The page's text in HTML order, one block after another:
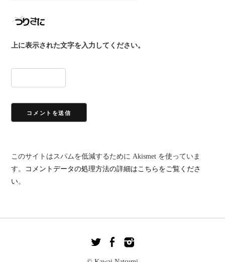
上に表示された文字を入力してください。
このサイトはスパムを低減するために Akismet を使っていま
す。
コメントデータの処理方法の詳細はこちらをご覧くださ
い。